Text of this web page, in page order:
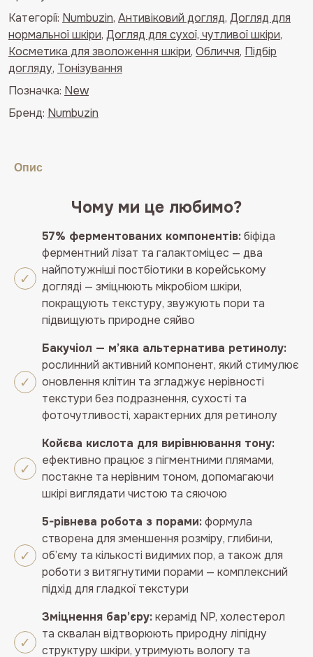
з
мікрорельєфом,
зміцнення
бар'єра
шкіри
No.3
50
кількість
Категорії: Numbuzin, Антивіковий догляд, Догляд для
нормальної шкіри, Догляд для сухої, чутливої шкіри,
Косметика для зволоження шкіри, Обличчя, Підбір
догляду, Тонізування
Позначка: New
Бренд: Numbuzin
Опис
Чому ми це любимо?
57% ферментованих компонентів:біфіда
ферментний лізат та галактоміцес — два
найпотужніші постбіотики в корейському
догляді — зміцнюють мікробіом шкіри,
покращують текстуру, звужують пори та
підвищують природне сяйво
Бакучіол — м’яка альтернатива ретинолу:
рослинний активний компонент, який стимулює
оновлення клітин та згладжує нерівності
текстури без подразнення, сухості та
фоточутливості, характерних для ретинолу
Койєва кислота для вирівнювання тону:
ефективно працює з пігментними плямами,
постакне та нерівним тоном, допомагаючи
шкірі виглядати чистою та сяючою
5-рівнева робота з порами:формула
створена для зменшення розміру, глибини,
об’єму та кількості видимих пор, а також для
роботи з витягнутими порами — комплексний
підхід для гладкої текстури
Зміцнення бар’єру:керамід NP, холестерол
та сквалан відтворюють природну ліпідну
структуру шкіри, утримують вологу та